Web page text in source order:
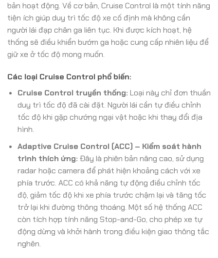
bản hoạt động. Về cơ bản, Cruise Control là một tính năng
tiện ích giúp duy trì tốc độ xe cố định mà không cần
người lái đạp chân ga liên tục. Khi được kích hoạt, hệ
thống sẽ điều khiển bướm ga hoặc cung cấp nhiên liệu để
giữ xe ở tốc độ mong muốn.
Các loại Cruise Control phổ biến:
Cruise Control truyền thống: Loại này chỉ đơn thuần
duy trì tốc độ đã cài đặt. Người lái cần tự điều chỉnh
tốc độ khi gặp chướng ngại vật hoặc khi thay đổi địa
hình.
Adaptive Cruise Control (ACC) – Kiểm soát hành
trình thích ứng: Đây là phiên bản nâng cao, sử dụng
radar hoặc camera để phát hiện khoảng cách với xe
phía trước. ACC có khả năng tự động điều chỉnh tốc
độ, giảm tốc độ khi xe phía trước chậm lại và tăng tốc
trở lại khi đường thông thoáng. Một số hệ thống ACC
còn tích hợp tính năng Stop-and-Go, cho phép xe tự
động dừng và khởi hành trong điều kiện giao thông tắc
nghẽn.